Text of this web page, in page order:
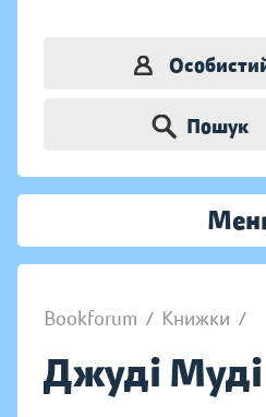
Пошук
Bookforum / Книжки /
Джуді Муді